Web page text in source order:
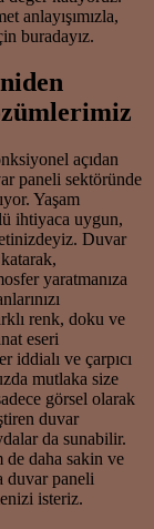
anlayışımızla,
buradayız.
açıdan
paneli sektöründe
Yaşam
ihtiyaca uygun,
Duvar
yaratmanıza
renk, doku ve
eseri
iddialı ve çarpıcı
mutlaka size
görsel olarak
duvar
da sunabilir.
de daha sakin ve
duvar paneli
isteriz.